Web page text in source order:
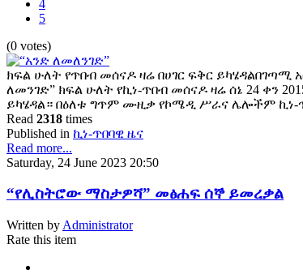
4
5
(0 votes)
ክፍል ሁለት የጥበብ መሰናዶ ዛሬ በሀገር ፍቅር ይካሄዳልበገጣሚ
ለመንገድ” ክፍል ሁለት የኪነ-ጥበብ መሰናዶ ዛሬ ሰኔ 24 ቀን
ይካሄዳል። በዕለቱ ግጥም ሙዚቃ የኮሜዲ ሥራና ሌሎችም
Read 2318 times
Published in ኪነ-ጥበባዊ ዜና
Read more...
Saturday, 24 June 2023 20:50
“የሊስትሮው ማስታዎሻ” መፅሐፍ ሰኞ ይመረቃል
Written by Administrator
Rate this item